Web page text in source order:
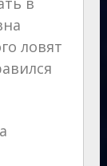
ловят